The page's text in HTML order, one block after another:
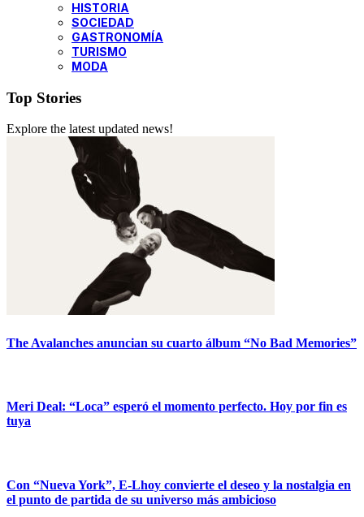
HISTORIA
SOCIEDAD
GASTRONOMÍA
TURISMO
MODA
Top Stories
Explore the latest updated news!
The Avalanches anuncian su cuarto álbum “No Bad Memories”
Meri Deal: “Loca” esperó el momento perfecto. Hoy por fin es
tuya
Con “Nueva York”, E-Lhoy convierte el deseo y la nostalgia en
el punto de partida de su universo más ambicioso